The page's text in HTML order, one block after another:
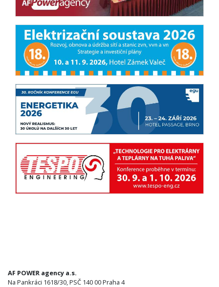
AF POWER agency a.s.
Na Pankráci 1618/30, PSČ 140 00 Praha 4